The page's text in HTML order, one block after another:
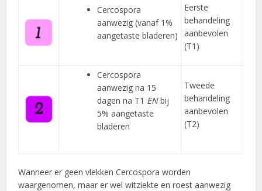
Cercospora
aanwezig (vanaf 1%
aangetaste bladeren)
Eerste
behandeling
aanbevolen
(T1)
Cercospora
aanwezig na 15
dagen na T1 ENbij
5% aangetaste
bladeren
Tweede
behandeling
aanbevolen
(T2)
Wanneer er geen vlekken Cercospora worden
waargenomen, maar er wel witziekte en roest aanwezig